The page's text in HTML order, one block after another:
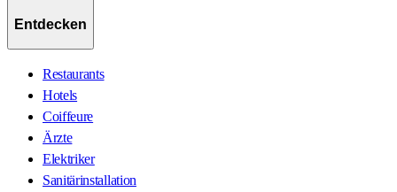
Entdecken
Restaurants
Hotels
Coiffeure
Ärzte
Elektriker
Sanitärinstallation